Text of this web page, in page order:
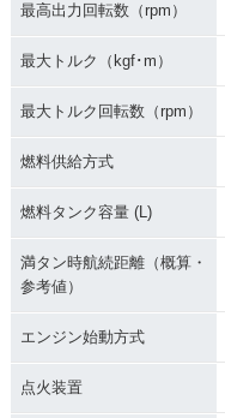
最高出力回転数（rpm）
最大トルク（kgf･m）
最大トルク回転数（rpm）
燃料供給方式
燃料タンク容量 (L)
満タン時航続距離（概算・
参考値）
エンジン始動方式
点火装置